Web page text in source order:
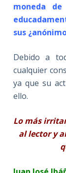
moneda
sus
Debido a
cualquier
ya que su
ello.
Lo más
al lector y